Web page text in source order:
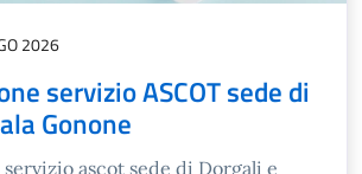
2026
servizio ASCOT sede di
Gonone
ascot sede di Dorgali e